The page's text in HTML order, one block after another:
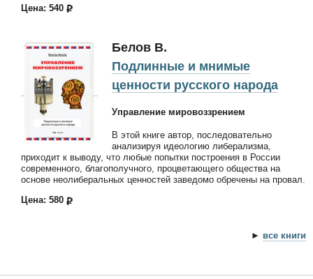
Цена: 540
Белов В.
Подлинные и мнимые
ценности русского народа
Управление мировоззрением
В этой книге автор, последовательно
анализируя идеологию либерализма,
приходит к выводу, что любые попытки построения в России
современного, благополучного, процветающего общества на
основе неолиберальных ценностей заведомо обречены на провал.
Цена: 580
► все книги